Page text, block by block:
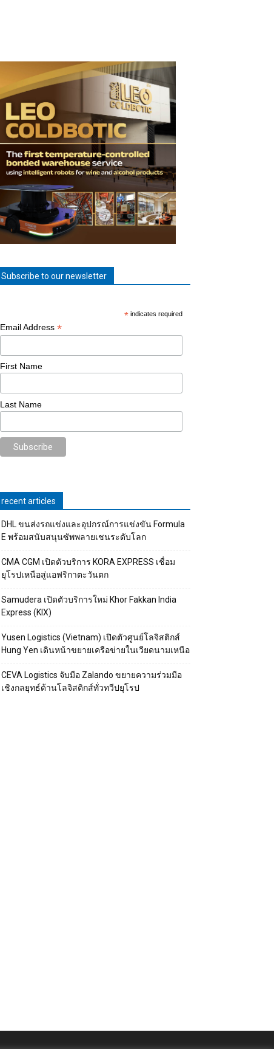
Subscribe to our newsletter
* indicates required
Email Address *
First Name
Last Name
recent articles
DHL ขนส่งรถแข่งและอุปกรณ์การแข่งขัน Formula
E พร้อมสนับสนุนซัพพลายเชนระดับโลก
CMA CGM เปิดตัวบริการ KORA EXPRESS เชื่อม
ยุโรปเหนือสู่แอฟริกาตะวันตก
Samudera เปิดตัวบริการใหม่ Khor Fakkan India
Express (KIX)
Yusen Logistics (Vietnam) เปิดตัวศูนย์โลจิสติกส์
Hung Yen เดินหน้าขยายเครือข่ายในเวียดนามเหนือ
CEVA Logistics จับมือ Zalando ขยายความร่วมมือ
เชิงกลยุทธ์ด้านโลจิสติกส์ทั่วทวีปยุโรป